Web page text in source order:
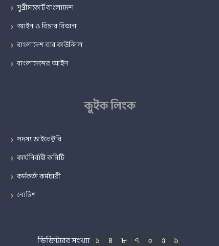
সুপ্রীমকোর্ট বাংলাদেশ
আইন ও বিচার বিভাগ
বাংলাদেশ বার কাউন্সিল
বাংলাদেশের আইন
কুইক লিংক
সদস্য ডাইরেক্টরি
কার্যনির্বাহী কমিটি
কর্মকর্তা কর্মচারী
নোটিশ
ভিজিটরের সংখ্যা ১ ৪ ৮ ৭ ০ ৫ ১